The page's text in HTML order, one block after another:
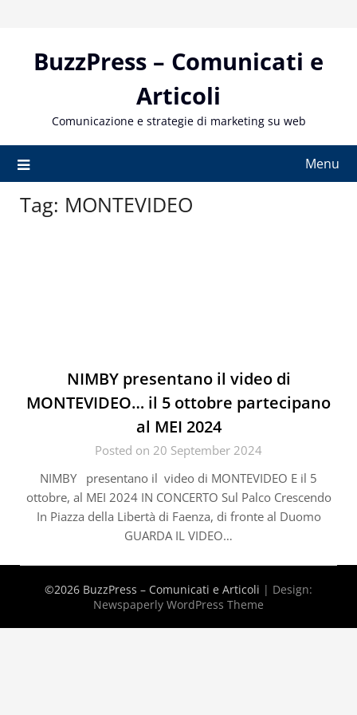
contentBuzzPress – Comunicati e
Articoli
Comunicazione e strategie di marketing su web
Menu
Tag: MONTEVIDEO
NIMBY presentano il video di
MONTEVIDEO… il 5 ottobre partecipano
al MEI 2024
Posted on 20 September 2024
NIMBY presentano il video di MONTEVIDEO E il 5
ottobre, al MEI 2024 IN CONCERTO Sul Palco Crescendo
In Piazza della Libertà di Faenza, di fronte al Duomo
GUARDA IL VIDEO…
©2026 BuzzPress – Comunicati e Articoli | Design:
Newspaperly WordPress Theme